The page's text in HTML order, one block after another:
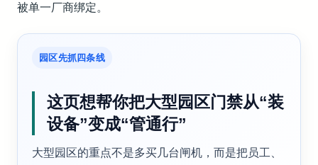
被单一厂商绑定。
园区先抓四条线
这页想帮你把大型园区门禁从“装
设备”变成“管通行”
大型园区的重点不是多买几台闸机，而是把员工、